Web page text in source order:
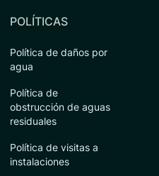
POLÍTICAS
Política de daños por
agua
Política de
obstrucción de aguas
residuales
Política de visitas a
instalaciones